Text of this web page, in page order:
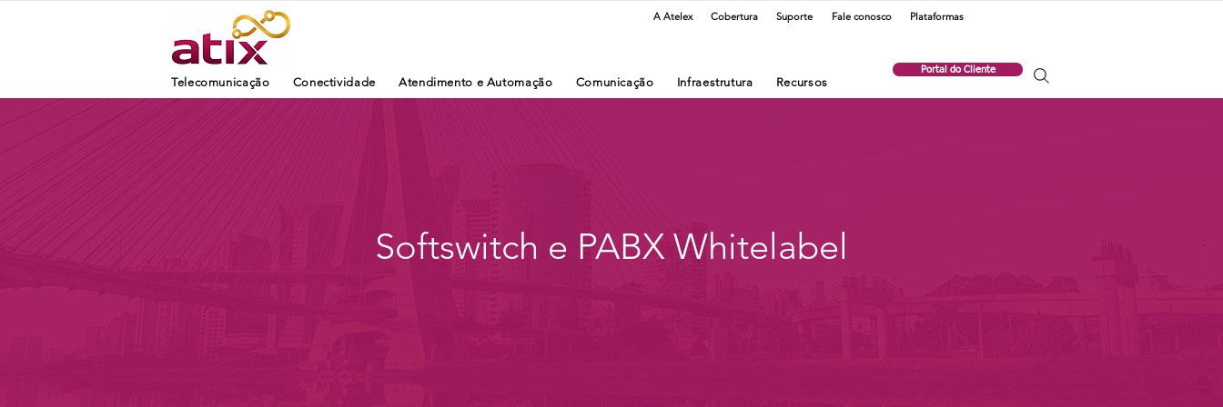
Telecomunicação Conectividade Atendimento e Automação Comunicação Infraestrutura Recursos
A Atelex Cobertura Suporte Fale conosco Plataformas
Portal do Cliente
Softswitch e PABX Whitelabel